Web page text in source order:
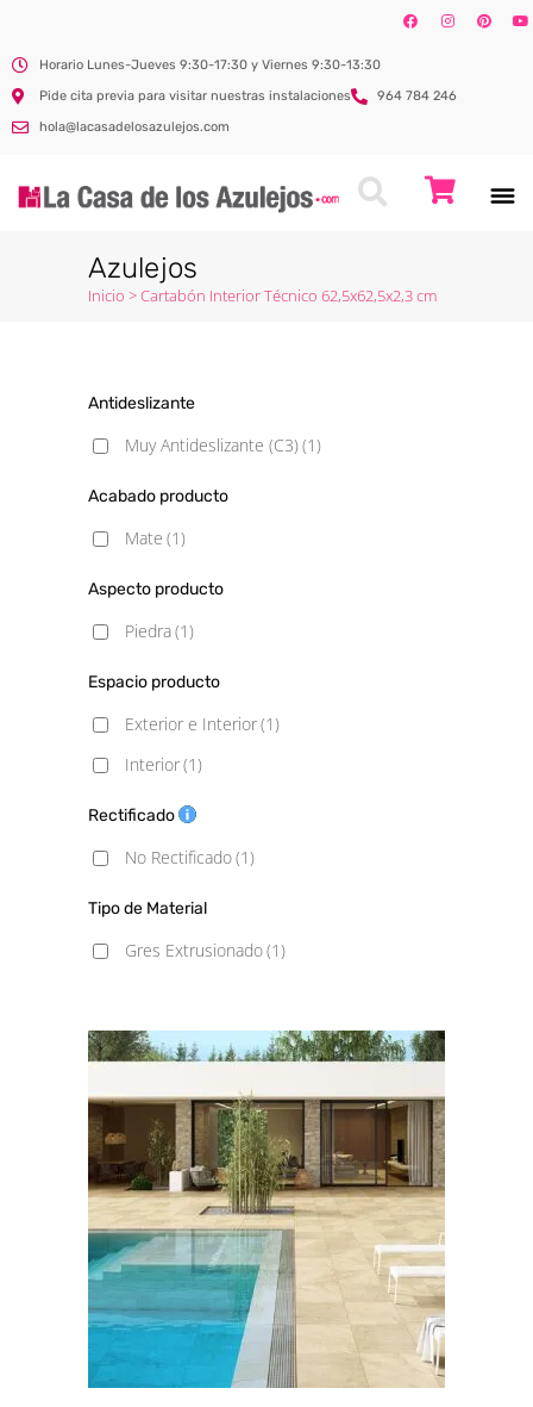
Horario Lunes-Jueves 9:30-17:30 y Viernes 9:30-13:30
Pide cita previa para visitar nuestras instalaciones
964 784 246
hola@lacasadelosazulejos.com
Azulejos
Inicio >Cartabón Interior Técnico 62,5x62,5x2,3 cm
Antideslizante
Muy Antideslizante (C3)(1)
Acabado producto
Mate (1)
Aspecto producto
Piedra(1)
Espacio producto
Exterior e Interior(1)
Interior(1)
Rectificado
No Rectificado(1)
Tipo de Material
Gres Extrusionado(1)